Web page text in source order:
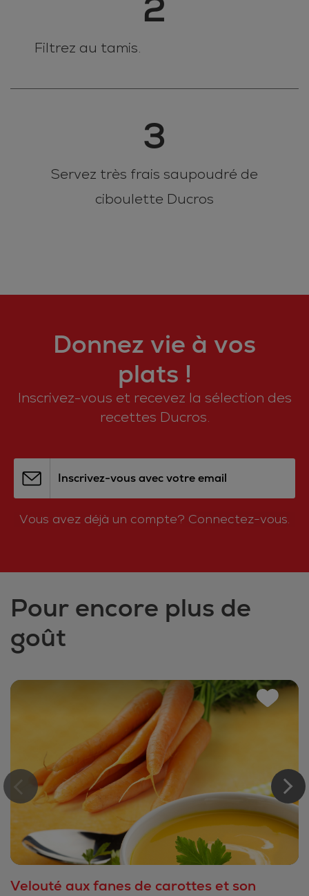
2
Filtrez au tamis.
3
Servez très frais saupoudré de
ciboulette Ducros
Donnez vie à vos
plats !
Inscrivez-vous et recevez la sélection des
recettes Ducros.
Inscrivez-vous avec votre email
Vous avez déjà un compte? Connectez-vous.
Pour encore plus de
goût
Velouté aux fanes de carottes et son